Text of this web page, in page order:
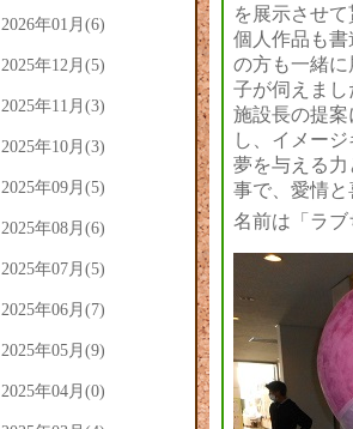
2026年01月(6)
2025年12月(5)
2025年11月(3)
2025年10月(3)
2025年09月(5)
2025年08月(6)
2025年07月(5)
2025年06月(7)
2025年05月(9)
2025年04月(0)
を展示させ
個人作品も
の方も一緒
子が伺えまし
施設長の提
し、イメー
夢を与える
事で、愛情と
名前は「ラブ